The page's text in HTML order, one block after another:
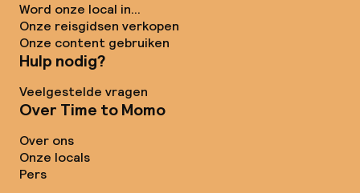
Word onze local in...
Onze reisgidsen verkopen
Onze content gebruiken
Hulp nodig?
Veelgestelde vragen
Over Time to Momo
Over ons
Onze locals
Pers